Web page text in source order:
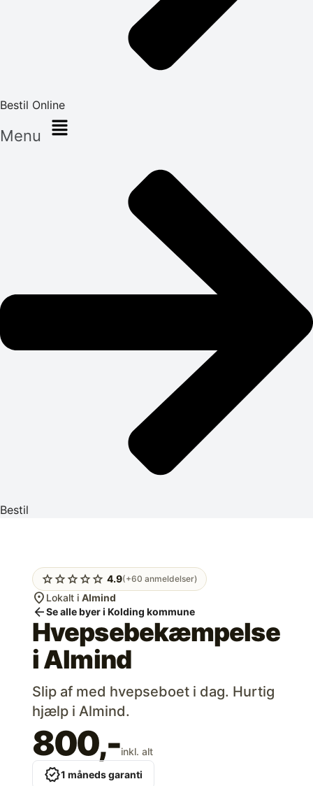
Bestil Online
Menu
Bestil
starstarstarstarstar 4.9(+60 anmeldelser)
location_on Lokalt i Almind
arrow_backSe alle byer i Kolding kommune
Hvepsebekæmpelse
iAlmind
Slip af med hvepseboet i dag. Hurtig
hjælp i Almind.
800,-inkl. alt
verified1 måneds garanti